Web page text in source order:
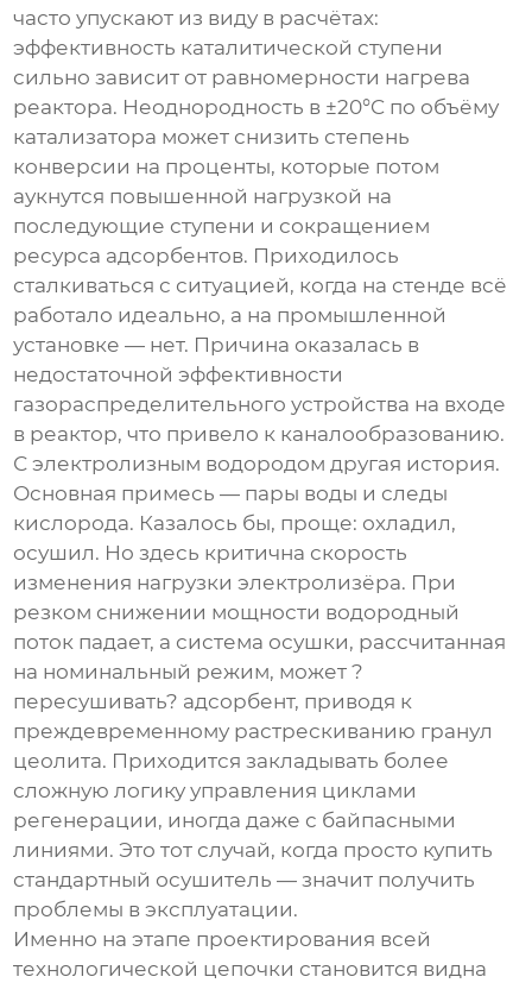
часто упускают из виду в расчётах:
эффективность каталитической ступени
сильно зависит от равномерности нагрева
реактора. Неоднородность в ±20°C по объёму
катализатора может снизить степень
конверсии на проценты, которые потом
аукнутся повышенной нагрузкой на
последующие ступени и сокращением
ресурса адсорбентов. Приходилось
сталкиваться с ситуацией, когда на стенде всё
работало идеально, а на промышленной
установке — нет. Причина оказалась в
недостаточной эффективности
газораспределительного устройства на входе
в реактор, что привело к каналообразованию.
С электролизным водородом другая история.
Основная примесь — пары воды и следы
кислорода. Казалось бы, проще: охладил,
осушил. Но здесь критична скорость
изменения нагрузки электролизёра. При
резком снижении мощности водородный
поток падает, а система осушки, рассчитанная
на номинальный режим, может ?
пересушивать? адсорбент, приводя к
преждевременному растрескиванию гранул
цеолита. Приходится закладывать более
сложную логику управления циклами
регенерации, иногда даже с байпасными
линиями. Это тот случай, когда просто купить
стандартный осушитель — значит получить
проблемы в эксплуатации.
Именно на этапе проектирования всей
технологической цепочки становится видна